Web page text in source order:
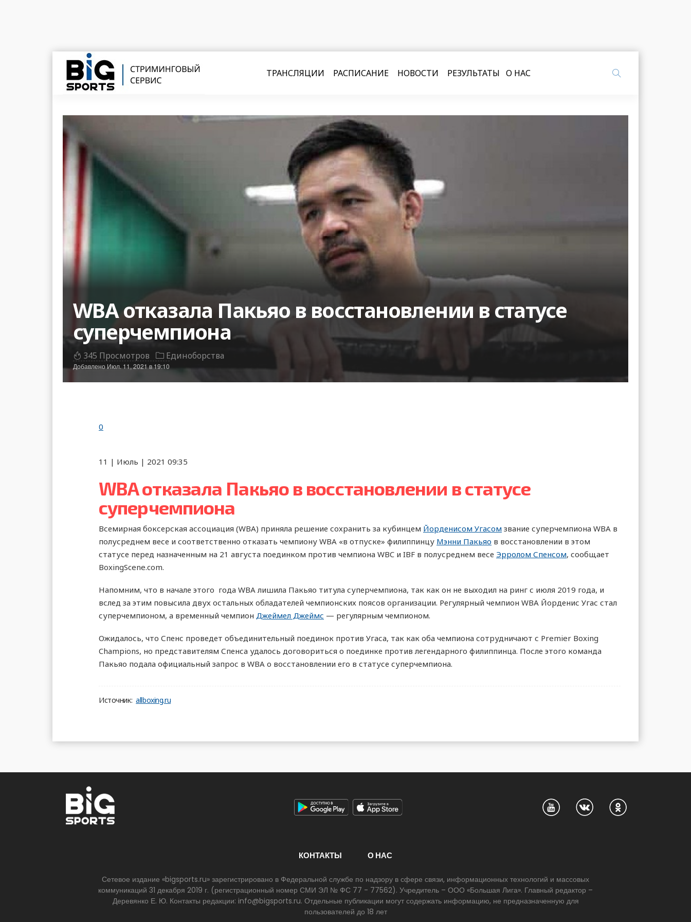
ТРАНСЛЯЦИИ РАСПИСАНИЕ НОВОСТИ РЕЗУЛЬТАТЫ О НАС
WBA отказала Пакьяо в восстановлении в статусе
суперчемпиона
345 Просмотров Единоборства
Добавлено Июл. 11, 2021 в 19:10
0
11 | Июль | 2021 09:35
WBA отказала Пакьяо в восстановлении в статусе
суперчемпиона
Всемирная боксерская ассоциация (WBA) приняла решение сохранить за кубинцем Йорденисом Угасом звание суперчемпиона WBA в
полусреднем весе и соответственно отказать чемпиону WBA «в отпуске» филиппинцу Мэнни Пакьяо в восстановлении в этом
статусе перед назначенным на 21 августа поединком против чемпиона WBC и IBF в полусреднем весе Эрролом Спенсом, сообщает
BoxingScene.com.
Напомним, что в начале этого года WBA лишила Пакьяо титула суперчемпиона, так как он не выходил на ринг с июля 2019 года, и
вслед за этим повысила двух остальных обладателей чемпионских поясов организации. Регулярный чемпион WBA Йорденис Угас стал
суперчемпионом, а временный чемпион Джеймел Джеймс — регулярным чемпионом.
Ожидалось, что Спенс проведет объединительный поединок против Угаса, так как оба чемпиона сотрудничают с Premier Boxing
Champions, но представителям Спенса удалось договориться о поединке против легендарного филиппинца. После этого команда
Пакьяо подала официальный запрос в WBA о восстановлении его в статусе суперчемпиона.
Источник: allboxing.ru
КОНТАКТЫ О НАС
Сетевое издание «bigsports.ru» зарегистрировано в Федеральной службе по надзору в сфере связи, информационных технологий и массовых
коммуникаций 31 декабря 2019 г. (регистрационный номер СМИ ЭЛ № ФС 77 - 77562). Учредитель – ООО «Большая Лига». Главный редактор –
Деревянко Е. Ю. Контакты редакции: info@bigsports.ru. Отдельные публикации могут содержать информацию, не предназначенную для
пользователей до 18 лет